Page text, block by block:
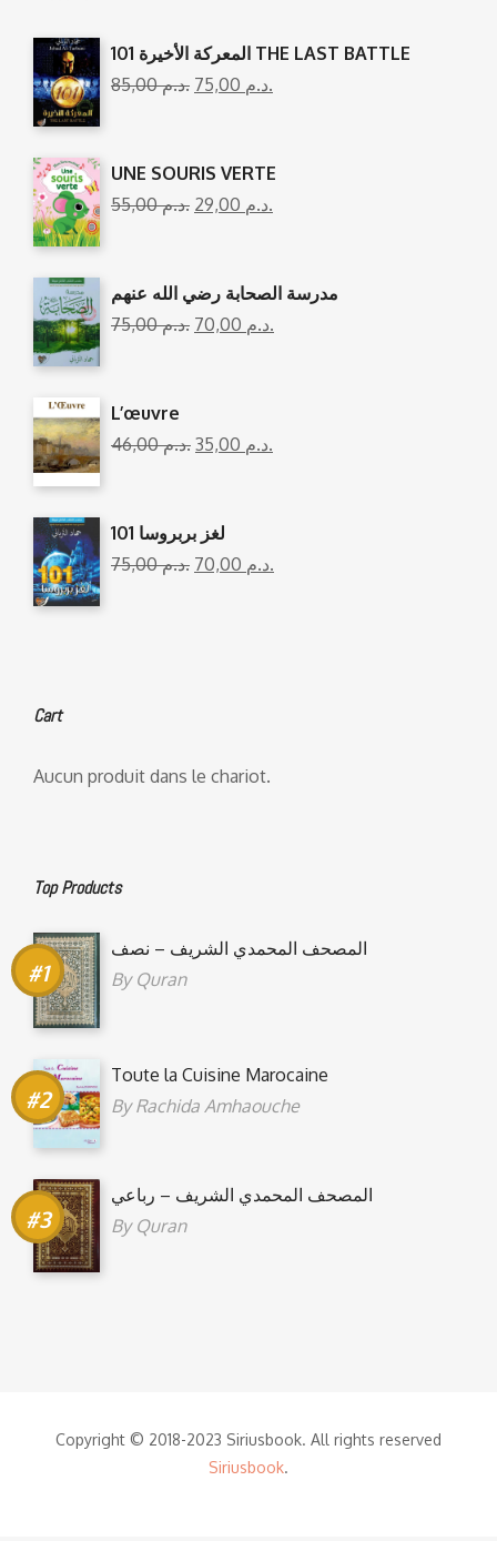
المعركة الأخيرة 101 THE LAST BATTLE
85,00
د.م. 75,00 د.م.
UNE SOURIS VERTE
55,00
د.م. 29,00 د.م.
مدرسة الصحابة رضي الله عنهم
75,00
د.م. 70,00 د.م.
L’œuvre
46,00
د.م. 35,00 د.م.
101 لغز بربروسا
75,00
د.م. 70,00 د.م.
Cart
Aucun produit dans le chariot.
Top Products
المصحف المحمدي الشريف – نصف
By Quran
Toute la Cuisine Marocaine
ByRachida Amhaouche
المصحف المحمدي الشريف – رباعي
By Quran
Copyright © 2018-2023 Siriusbook. All rights reserved
Siriusbook.